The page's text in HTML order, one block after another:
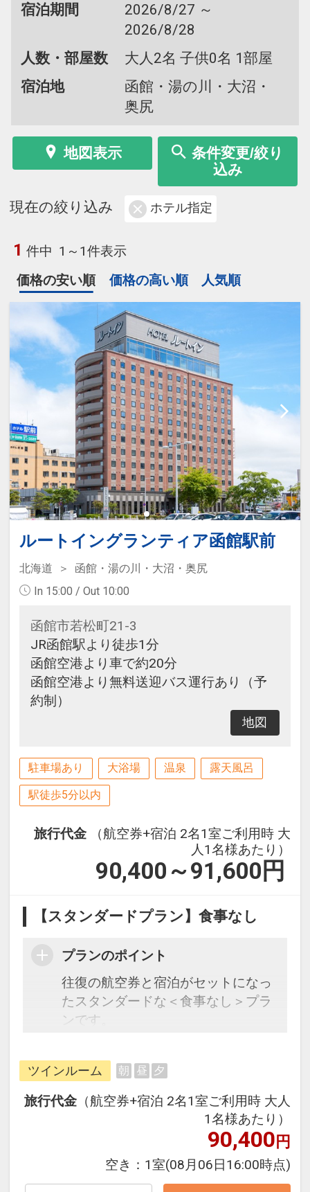
宿泊期間
2026/8/27 ～
2026/8/28
人数・部屋数
大人2名 子供0名 1部屋
宿泊地
函館・湯の川・大沼・
奥尻
地図表示
条件変更/絞り
込み
現在の絞り込み ホテル指定
1 件中 1～1件表示
価格の安い順
価格の高い順 人気順
ルートイングランティア函館駅前
北海道
函館・湯の川・大沼・奥尻
In 15:00 / Out 10:00
函館市若松町21-3
JR函館駅より徒歩1分
函館空港より車で約20分
函館空港より無料送迎バス運行あり（予
約制）
地図
駐車場あり 大浴場 温泉 露天風呂
駅徒歩5分以内
旅行代金
（航空券+宿泊 2名1室ご利用時 大
人1名様あたり）
90,400～91,600 円
【スタンダードプラン】食事なし
プランのポイント
往復の航空券と宿泊がセットになっ
たスタンダードな＜食事なし＞プラ
ンです。
できるダイナミックパッケージだか
ら、一都市滞在はもちろん周遊旅行
にも最適！
旅行期間中の1泊だけの宿泊や延
泊・飛び泊なども自由自在です。
フライトは、安心のJAL（または
JALグループ）確約！フライトマイ
ル50%貯まります。
ツインルーム 朝 昼 夕
旅行代金 （航空券+宿泊 2名1室ご利用時 大人
1名様あたり）
90,400円
空き： 1室(08月06日16:00時点)